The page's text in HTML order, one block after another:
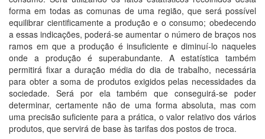
forma em todas as comunas de uma região, que será possível
equilibrar cientificamente a produção e o consumo; obedecendo
a essas indicações, poderá-se aumentar o número de braços nos
ramos em que a produção é insuficiente e diminuí-lo naqueles
onde a produção é superabundante. A estatística também
permitirá fixar a duração média do dia de trabalho, necessária
para obter a soma de produtos exigidos pelas necessidades da
sociedade. Será por ela também que conseguirá-se poder
determinar, certamente não de uma forma absoluta, mas com
uma precisão suficiente para a prática, o valor relativo dos vários
produtos, que servirá de base às tarifas dos postos de troca.